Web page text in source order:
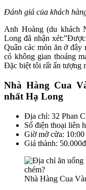
Đánh giá của khách
Anh Hoàng (du khách
Long đã nhận
Quân các món ăn ở
có không gian thoáng
Đặc biệt tôi rất ấn tượng
Nhà Hàng Cua
nhất Hạ Long
Địa chỉ: 32 Phan
Số điện thoại liên
Giờ mở cửa:
Giá thành:
Nhà Hàng Cua